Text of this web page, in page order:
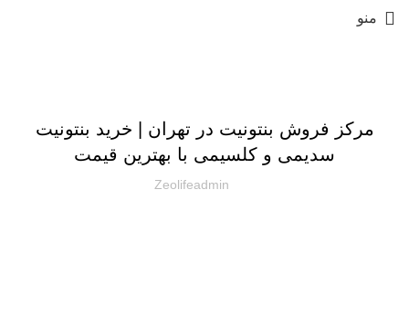
منو
مرکز فروش بنتونیت در تهران | خرید بنتونیت
سدیمی و کلسیمی با بهترین قیمت
Zeolifeadmin